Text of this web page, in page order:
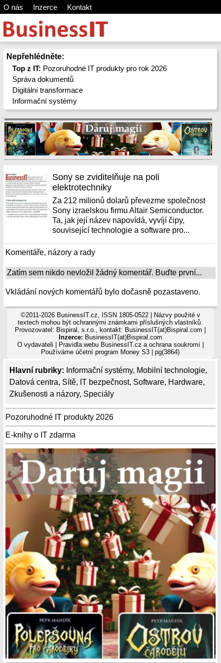
O nás Inzerce Kontakt
Nepřehlédněte:
Top z IT: Pozoruhodné IT produkty pro rok 2026
Správa dokumentů
Digitální transformace
Informační systémy
Hlavní rubriky: Informační systémy, Mobilní technologie,
Datová centra, Sítě, IT bezpečnost, Software, Hardware,
Zkušenosti a názory, Speciály
Pozoruhodné IT produkty 2026
E-knihy o IT zdarma
Sony se zviditelňuje na poli
elektrotechniky
Za 212 milionů dolarů převezme společnost
Sony izraelskou firmu Altair Semiconductor.
Ta, jak její název napovídá, vyvíjí čipy,
související technologie a software pro...
Komentáře, názory a rady
Zatím sem nikdo nevložil žádný komentář. Buďte první...
Vkládání nových komentářů bylo dočasně pozastaveno.
©2011-2026 BusinessIT.cz, ISSN 1805-0522 | Názvy použité v
textech mohou být ochrannými známkami příslušných vlastníků.
Provozovatel: Bispiral, s.r.o., kontakt: BusinessIT(at)Bispiral.com |
Inzerce: BusinessIT(at)Bispiral.com
O vydavateli
Pravidla webu BusinessIT.cz a ochrana soukromí|
Používámeúčetní program Money S3 | pg(3864)